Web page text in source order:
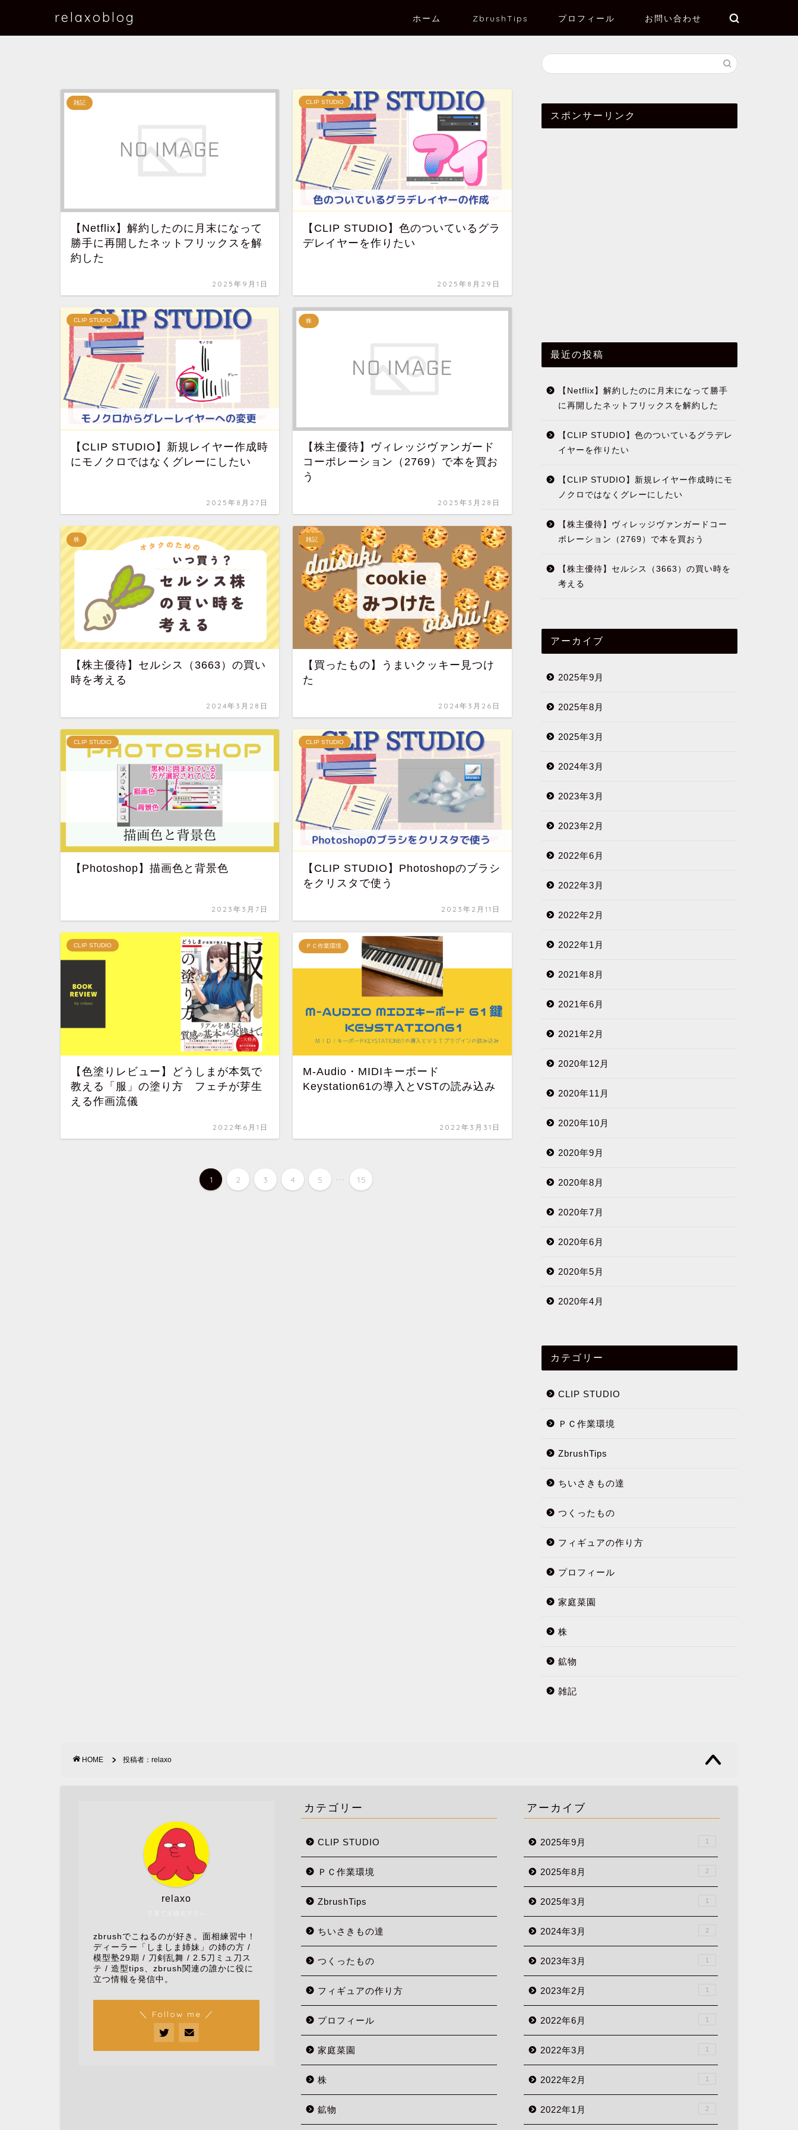
relaxoblog ホーム ZbrushTips プロフィール お問い合わせ
雑記
【Netflix】解約したのに月末になって
勝手に再開したネットフリックスを解
約した
2025年9月1日
CLIP STUDIO
【CLIP STUDIO】色のついているグラ
デレイヤーを作りたい
2025年8月29日
CLIP STUDIO
【CLIP STUDIO】新規レイヤー作成時
にモノクロではなくグレーにしたい
2025年8月27日
株
【株主優待】ヴィレッジヴァンガード
コーポレーション（2769）で本を買お
う
2025年3月28日
株
【株主優待】セルシス（3663）の買い
時を考える
2024年3月28日
雑記
【買ったもの】うまいクッキー見つけ
た
2024年3月26日
CLIP STUDIO
【Photoshop】描画色と背景色
2023年3月7日
CLIP STUDIO
【CLIP STUDIO】Photoshopのブラシ
をクリスタで使う
2023年2月11日
CLIP STUDIO
【色塗りレビュー】どうしまが本気で
教える「服」の塗り方 フェチが芽生
える作画流儀
2022年6月1日
ＰＣ作業環境
M-Audio・MIDIキーボード
Keystation61の導入とVSTの読み込み
2022年3月31日
1 2 3 4 5 ... 15
スポンサーリンク
最近の投稿
【Netflix】解約したのに月末になって勝手
に再開したネットフリックスを解約した
【CLIP STUDIO】色のついているグラデレ
イヤーを作りたい
【CLIP STUDIO】新規レイヤー作成時にモ
ノクロではなくグレーにしたい
【株主優待】ヴィレッジヴァンガードコー
ポレーション（2769）で本を買おう
【株主優待】セルシス（3663）の買い時を
考える
アーカイブ
2025年9月
2025年8月
2025年3月
2024年3月
2023年3月
2023年2月
2022年6月
2022年3月
2022年2月
2022年1月
2021年8月
2021年6月
2021年2月
2020年12月
2020年11月
2020年10月
2020年9月
2020年8月
2020年7月
2020年6月
2020年5月
2020年4月
カテゴリー
CLIP STUDIO
ＰＣ作業環境
ZbrushTips
ちいさきもの達
つくったもの
フィギュアの作り方
プロフィール
家庭菜園
株
鉱物
雑記
HOME 投稿者：relaxo
relaxo
zbrushでこねるのが好き。面相練習中！
ディーラー「しましま姉妹」の姉の方 /
模型塾29期 / 刀剣乱舞 / 2.5刀ミュ刀ス
テ / 造型tips、zbrush関連の誰かに役に
立つ情報を発信中。
＼ Follow me ／
カテゴリー
CLIP STUDIO
ＰＣ作業環境
ZbrushTips
ちいさきもの達
つくったもの
フィギュアの作り方
プロフィール
家庭菜園
株
鉱物
アーカイブ
2025年9月 1
2025年8月 2
2025年3月 1
2024年3月 2
2023年3月 1
2023年2月 1
2022年6月 1
2022年3月 1
2022年2月 1
2022年1月 2